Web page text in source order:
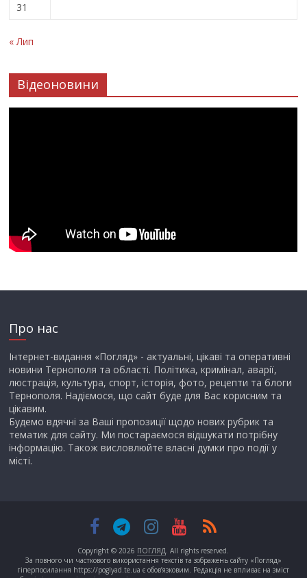
31
« Лип
Відеоновини
Про нас
Інтернет-видання «Погляд» - актуальні, цікаві та оперативні
новини Тернополя та області. Політика, кримінал, аварії,
люстрація, культура, спорт, історія, фото, рецепти та блоги
Тернополя. Надіємося, що сайт буде для Вас корисним та
цікавим.
Будемо вдячні за Ваші пропозиції щодо нових рубрик та
тематик для сайту. Ми постараємося відшукати потрібну
інформацію. Також висловлюйте власні думки про події у
місті.
Copyright © 2026 ПОГЛЯД . All rights reserved.
За повного чи часткового використання текстів та зображень сайту «Погляд»
гіперпосилання https://poglyad.te.ua є обов’язковим. Редакція не впливає на зміст